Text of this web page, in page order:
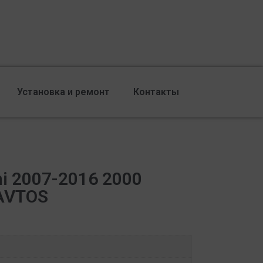
Установка и ремонт Контакты
2007-2016 2000